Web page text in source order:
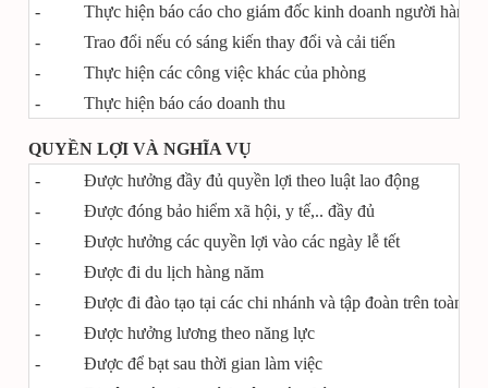
- Thực hiện báo cáo cho giám đốc kinh doanh người hàn
- Trao đổi nếu có sáng kiến thay đổi và cải tiến
- Thực hiện các công việc khác của phòng
- Thực hiện báo cáo doanh thu
QUYỀN LỢI VÀ NGHĨA VỤ
- Được hưởng đầy đủ quyền lợi theo luật lao động
- Được đóng bảo hiểm xã hội, y tế,.. đầy đủ
- Được hưởng các quyền lợi vào các ngày lễ tết
- Được đi du lịch hàng năm
- Được đi đào tạo tại các chi nhánh và tập đoàn trên toàn
- Được hưởng lương theo năng lực
- Được để bạt sau thời gian làm việc